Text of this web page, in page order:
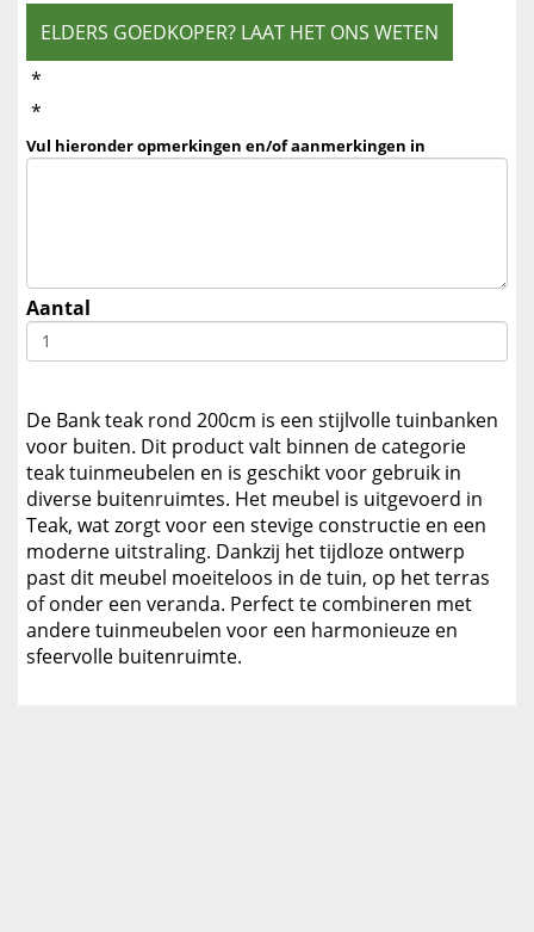
ELDERS GOEDKOPER? LAAT HET ONS WETEN
*
*
Vul hieronder opmerkingen en/of aanmerkingen in
Aantal
De Bank teak rond 200cm is een stijlvolle tuinbanken
voor buiten. Dit product valt binnen de categorie
teak tuinmeubelen en is geschikt voor gebruik in
diverse buitenruimtes. Het meubel is uitgevoerd in
Teak, wat zorgt voor een stevige constructie en een
moderne uitstraling. Dankzij het tijdloze ontwerp
past dit meubel moeiteloos in de tuin, op het terras
of onder een veranda. Perfect te combineren met
andere tuinmeubelen voor een harmonieuze en
sfeervolle buitenruimte.